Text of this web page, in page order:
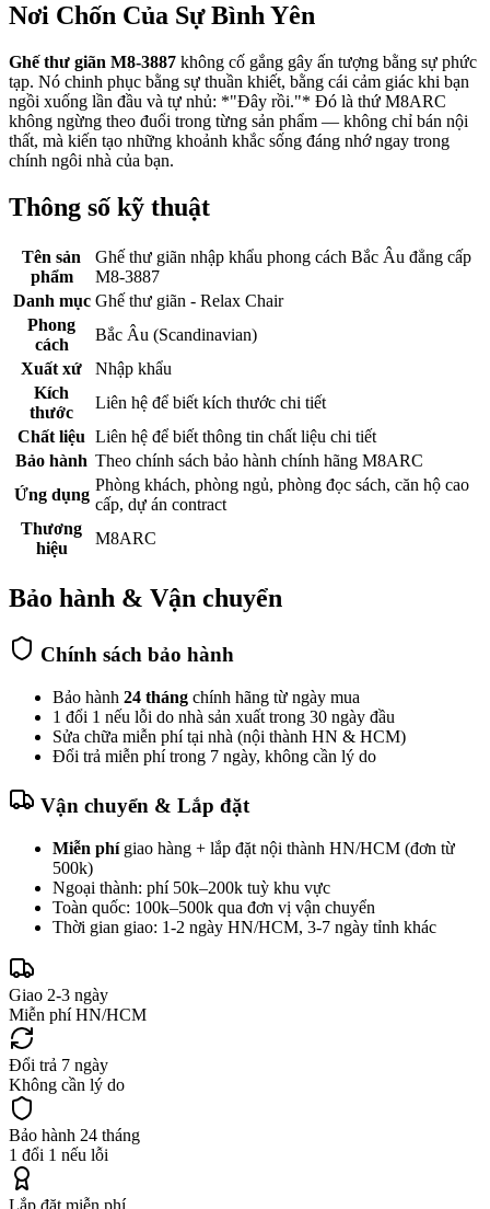
Nơi Chốn Của Sự Bình Yên
Ghế thư giãn M8-3887 không cố gắng gây ấn tượng bằng sự phức
tạp. Nó chinh phục bằng sự thuần khiết, bằng cái cảm giác khi bạn
ngồi xuống lần đầu và tự nhủ: *"Đây rồi."* Đó là thứ M8ARC
không ngừng theo đuổi trong từng sản phẩm — không chỉ bán nội
thất, mà kiến tạo những khoảnh khắc sống đáng nhớ ngay trong
chính ngôi nhà của bạn.
Thông số kỹ thuật
Tên sản
phẩm
Ghế thư giãn nhập khẩu phong cách Bắc Âu đẳng cấp
M8-3887
Danh mục Ghế thư giãn - Relax Chair
Phong
cách
Bắc Âu (Scandinavian)
Xuất xứ
Nhập khẩu
Kích
thước
Liên hệ để biết kích thước chi tiết
Chất liệu Liên hệ để biết thông tin chất liệu chi tiết
Bảo hành Theo chính sách bảo hành chính hãng M8ARC
Ứng dụng
Phòng khách, phòng ngủ, phòng đọc sách, căn hộ cao
cấp, dự án contract
Thương
hiệu
M8ARC
Bảo hành & Vận chuyển
Chính sách bảo hành
Bảo hành 24 tháng chính hãng từ ngày mua
1 đổi 1 nếu lỗi do nhà sản xuất trong 30 ngày đầu
Sửa chữa miễn phí tại nhà (nội thành HN & HCM)
Đổi trả miễn phí trong 7 ngày, không cần lý do
Vận chuyển & Lắp đặt
Miễn phígiao hàng + lắp đặt nội thành HN/HCM (đơn từ
500k)
Ngoại thành: phí 50k–200k tuỳ khu vực
Toàn quốc: 100k–500k qua đơn vị vận chuyển
Thời gian giao: 1-2 ngày HN/HCM, 3-7 ngày tỉnh khác
Giao 2-3 ngày
Miễn phí HN/HCM
Đổi trả 7 ngày
Không cần lý do
Bảo hành 24 tháng
1 đổi 1 nếu lỗi
Lắp đặt miễn phí